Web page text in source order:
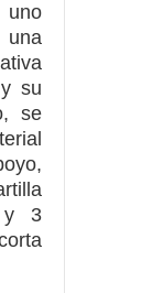
uno
una
su
se
y 3